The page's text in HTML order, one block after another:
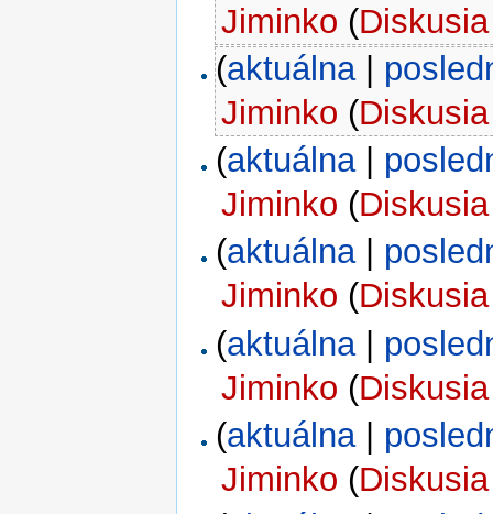
Jiminko (Diskusia
(aktuálna|
Jiminko (Diskusia
(aktuálna|
Jiminko (Diskusia
(aktuálna|
Jiminko (Diskusia
(aktuálna|
Jiminko (Diskusia
(aktuálna|
Jiminko (Diskusia